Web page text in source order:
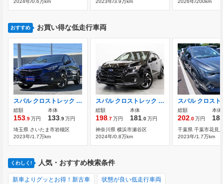
2024年/0.6万km 2023年/3.9万km 2026年/200km
おすすめ お買い得な低走行車両
スバル クロストレック 2.0 リミテッド アイサイト Carplay TV 全周囲カメラ ETC
総額
153.9万円
本体
133.9万円
埼玉県 さいたま市岩槻区
2023年/1.7万km
スバル クロストレック 2.0 ツーリング 4WD 社外メモリーナビ Bluetooth接続 バックカ
総額
198.7万円
本体
181.0万円
神奈川県 横浜市瀬谷区
2024年/0.8万km
総額
202.0万円
本体
千葉県 千葉市花見
2023年/1.7万km
くわしく! 人気・おすすめ検索条件
新車よりグッとお得！新古車 状態が良い低走行車両